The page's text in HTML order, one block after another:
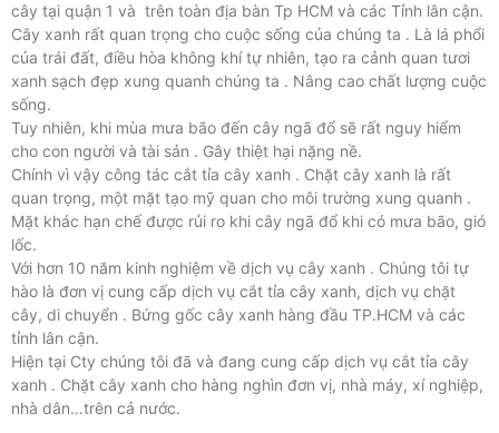
cây tại quận 1 và trên toàn địa bàn Tp HCM và các Tỉnh lân cận.
Cây xanh rất quan trọng cho cuộc sống của chúng ta . Là lá phổi
của trái đất, điều hòa không khí tự nhiên, tạo ra cảnh quan tươi
xanh sạch đẹp xung quanh chúng ta . Nâng cao chất lượng cuộc
sống.
Tuy nhiên, khi mùa mưa bão đến cây ngã đổ sẽ rất nguy hiểm
cho con người và tài sản . Gây thiệt hại nặng nề.
Chính vì vậy công tác cắt tỉa cây xanh . Chặt cây xanh là rất
quan trọng, một mặt tạo mỹ quan cho môi trường xung quanh .
Mặt khác hạn chế được rủi ro khi cây ngã đổ khi có mưa bão, gió
lốc.
Với hơn 10 năm kinh nghiệm về dịch vụ cây xanh . Chúng tôi tự
hào là đơn vị cung cấp dịch vụ cắt tỉa cây xanh, dịch vụ chặt
cây, di chuyển . Bứng gốc cây xanh hàng đầu TP.HCM và các
tỉnh lân cận.
Hiện tại Cty chúng tôi đã và đang cung cấp dịch vụ cắt tỉa cây
xanh . Chặt cây xanh cho hàng nghìn đơn vị, nhà máy, xí nghiệp,
nhà dân…trên cả nước.